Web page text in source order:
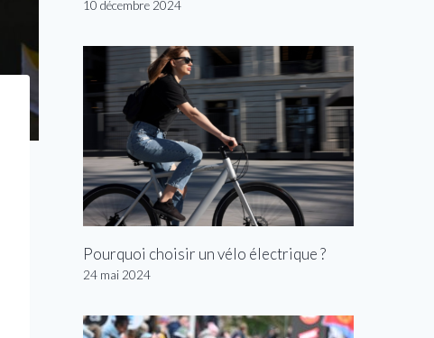
10 décembre 2024
Pourquoi choisir un vélo électrique ?
24 mai 2024